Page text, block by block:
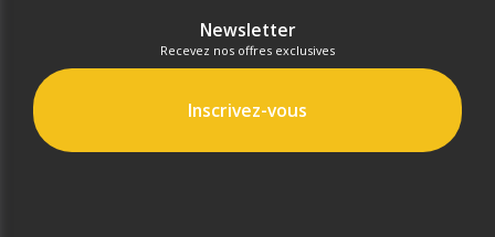
Newsletter
Recevez nos offres exclusives
Inscrivez-vous